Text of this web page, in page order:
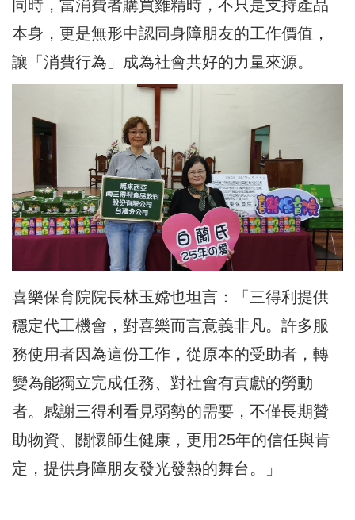
同時，當消費者購買雞精時，不只是支持產品
本身，更是無形中認同身障朋友的工作價值，
讓「消費行為」成為社會共好的力量來源。
喜樂保育院院長林玉嫦也坦言：「三得利提供
穩定代工機會，對喜樂而言意義非凡。許多服
務使用者因為這份工作，從原本的受助者，轉
變為能獨立完成任務、對社會有貢獻的勞動
者。感謝三得利看見弱勢的需要，不僅長期贊
助物資、關懷師生健康，更用25年的信任與肯
定，提供身障朋友發光發熱的舞台。」